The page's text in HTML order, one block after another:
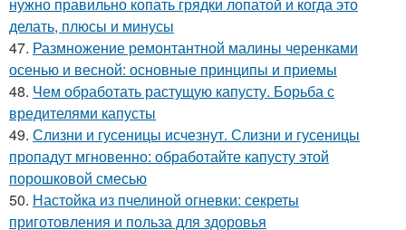
нужно правильно копать грядки лопатой и когда это
делать, плюсы и минусы
47. Размножение ремонтантной малины черенками
осенью и весной: основные принципы и приемы
48. Чем обработать растущую капусту. Борьба с
вредителями капусты
49. Слизни и гусеницы исчезнут. Слизни и гусеницы
пропадут мгновенно: обработайте капусту этой
порошковой смесью
50. Настойка из пчелиной огневки: секреты
приготовления и польза для здоровья